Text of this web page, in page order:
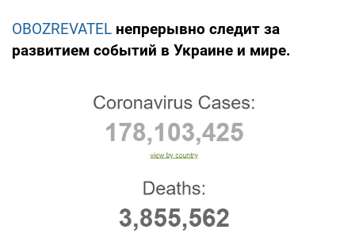
OBOZREVATEL непрерывно следит за
развитием событий в Украине и мире.